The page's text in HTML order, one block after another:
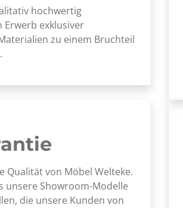
hochwertig
Erwerb exklusiver
zu einem Bruchteil
Qualität von Möbel Welteke.
unsere Showroom-Modelle
die unsere Kunden von